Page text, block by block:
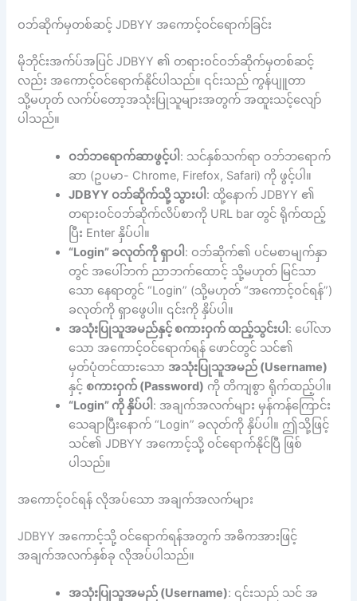
ဝဘ်ဆိုက်မှတစ်ဆင့် JDBYY အကောင့်ဝင်ရောက်ခြင်း
မိုဘိုင်းအက်ပ်အပြင် JDBYY ၏ တရားဝင်ဝဘ်ဆိုက်မှတစ်ဆင့်
လည်း အကောင့်ဝင်ရောက်နိုင်ပါသည်။ ၎င်းသည် ကွန်ပျူတာ
သို့မဟုတ် လက်ပ်တော့အသုံးပြုသူများအတွက် အထူးသင့်လျော်
ပါသည်။
ဝဘ်ဘရောက်ဆာဖွင့်ပါ : သင်နှစ်သက်ရာ ဝဘ်ဘရောက်
ဆာ (ဥပမာ- Chrome, Firefox, Safari) ကို ဖွင့်ပါ။
JDBYY ဝဘ်ဆိုက်သို့ သွားပါ : ထို့နောက် JDBYY ၏
တရားဝင်ဝဘ်ဆိုက်လိပ်စာကို URL bar တွင် ရိုက်ထည့်
ပြီး Enter နှိပ်ပါ။
“Login” ခလုတ်ကို ရှာပါ : ဝဘ်ဆိုက်၏ ပင်မစာမျက်နှာ
တွင် အပေါ်ဘက် ညာဘက်ထောင့် သို့မဟုတ် မြင်သာ
သော နေရာတွင် “Login” (သို့မဟုတ် “အကောင့်ဝင်ရန်”)
ခလုတ်ကို ရှာဖွေပါ။ ၎င်းကို နှိပ်ပါ။
အသုံးပြုသူအမည်နှင့် စကားဝှက် ထည့်သွင်းပါ : ပေါ်လာ
သော အကောင့်ဝင်ရောက်ရန် ဖောင်တွင် သင်၏
မှတ်ပုံတင်ထားသော အသုံးပြုသူအမည် (Username)
နှင့် စကားဝှက် (Password) ကို တိကျစွာ ရိုက်ထည့်ပါ။
“Login” ကို နှိပ်ပါ : အချက်အလက်များ မှန်ကန်ကြောင်း
သေချာပြီးနောက် “Login” ခလုတ်ကို နှိပ်ပါ။ ဤသို့ဖြင့်
သင်၏ JDBYY အကောင့်သို့ ဝင်ရောက်နိုင်ပြီ ဖြစ်
ပါသည်။
အကောင့်ဝင်ရန် လိုအပ်သော အချက်အလက်များ
JDBYY အကောင့်သို့ ဝင်ရောက်ရန်အတွက် အဓိကအားဖြင့်
အချက်အလက်နှစ်ခု လိုအပ်ပါသည်။
အသုံးပြုသူအမည် (Username): ၎င်းသည် သင် အ